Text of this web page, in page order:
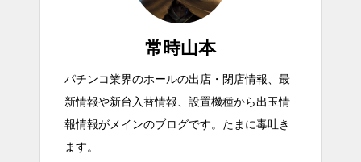
常時山本
パチンコ業界のホールの出店・閉店情報、最
新情報や新台入替情報、設置機種から出玉情
報情報がメインのブログです。たまに毒吐き
ます。